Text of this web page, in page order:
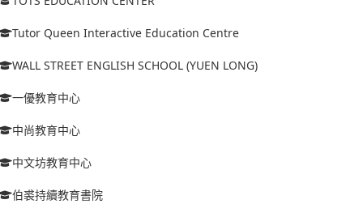
Tutor Queen Interactive Education Centre
WALL STREET ENGLISH SCHOOL (YUEN LONG)
一優教育中心
中尚教育中心
中文坊教育中心
伯裘持續教育書院